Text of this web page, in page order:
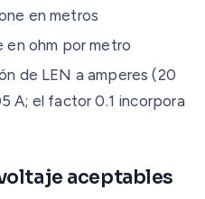
en metros
en ohm por metro
de LEN a amperes (20
A; el factor 0.1 incorpora
aceptables